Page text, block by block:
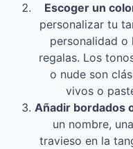
Escoger un
personalizar tu
personalidad o
regalas. Los
o nude son
vivos o
Añadir bordados
un nombre,
travieso en la